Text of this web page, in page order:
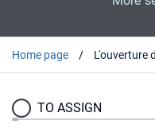
Home page
TO ASSIGN